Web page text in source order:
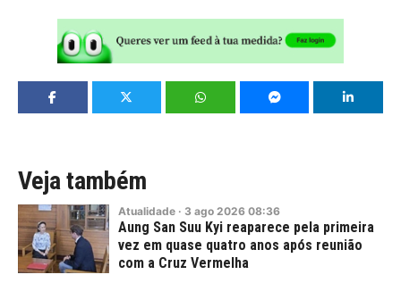
Veja também
Atualidade · 3 ago 2026 08:36
Aung San Suu Kyi reaparece pela primeira
vez em quase quatro anos após reunião
com a Cruz Vermelha